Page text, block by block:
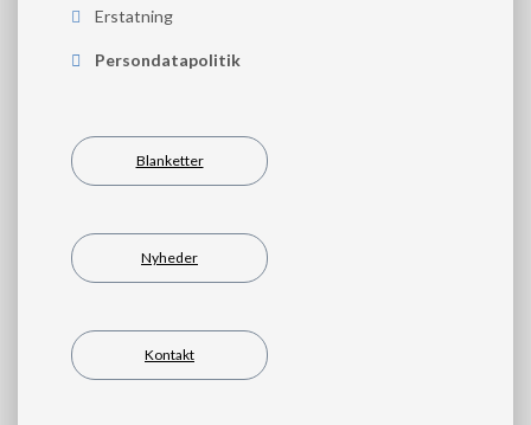
Erstatning
Persondatapolitik
Blanketter
Nyheder
Kontakt